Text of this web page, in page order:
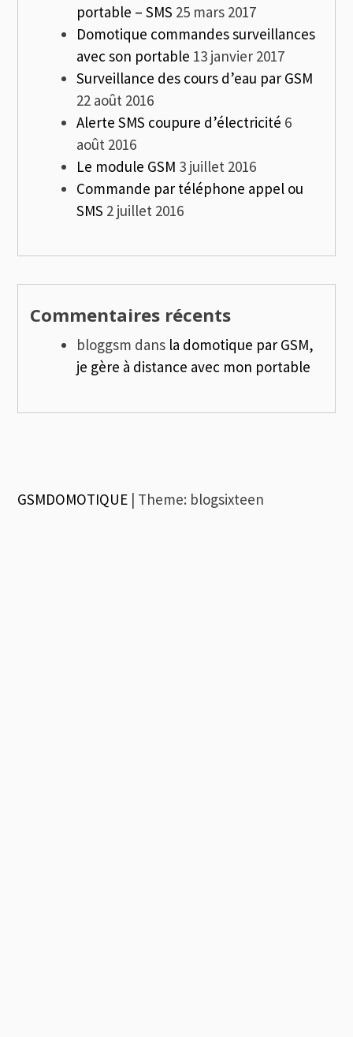
portable – SMS 25 mars 2017
Domotique commandes surveillances
avec son portable 13 janvier 2017
Surveillance des cours d’eau par GSM
22 août 2016
Alerte SMS coupure d’électricité 6
août 2016
Le module GSM 3 juillet 2016
Commande par téléphone appel ou
SMS 2 juillet 2016
Commentaires récents
bloggsm dans la domotique par GSM,
je gère à distance avec mon portable
GSMDOMOTIQUE | Theme: blogsixteen